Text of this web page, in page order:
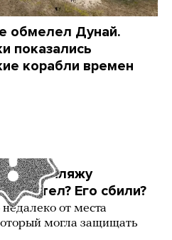
обмелел Дунай.
показались
корабли времен
по пляжу
летел? Его сбили?
от места
могла защищать